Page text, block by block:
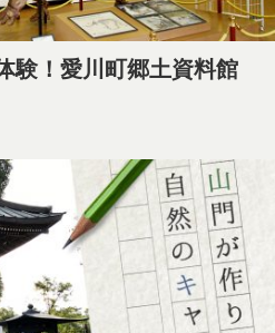
験！愛川町郷土資料館